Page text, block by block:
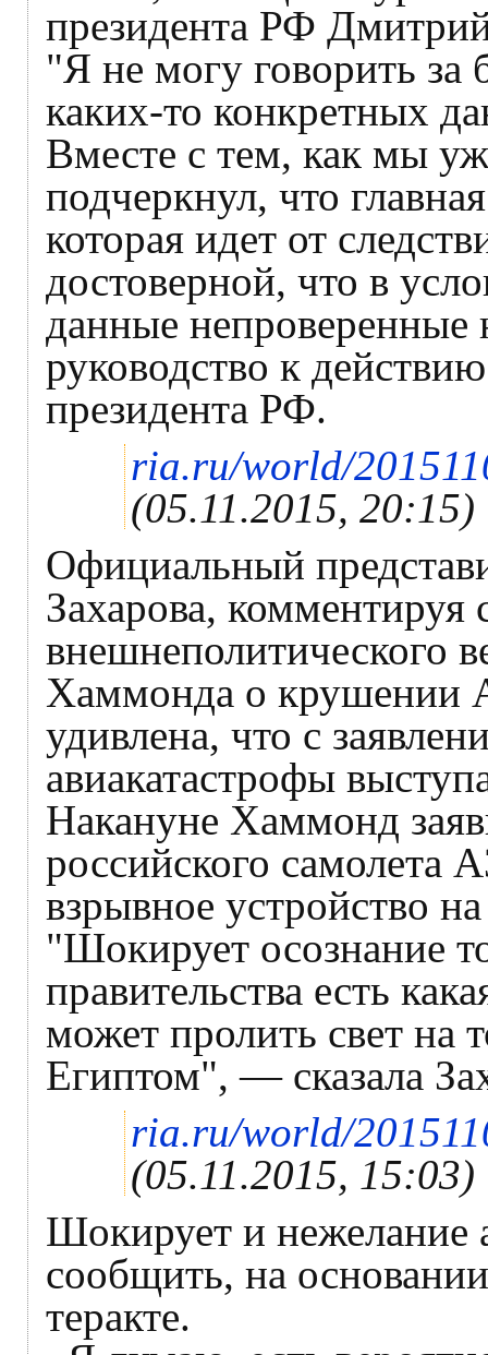
президента РФ
"Я не могу говорить за
каких-то конкретных
Вместе с тем, как мы
подчеркнул, что
которая идет от
достоверной, что в
данные непроверенные
руководство к
президента РФ.
ria.ru/world/
(05.11.2015, 20:15)
Официальный
Захарова, комментируя
внешнеполитического
Хаммонда о крушении
удивлена, что с
авиакатастрофы
Накануне Хаммонд
российского самолета
взрывное устройство
"Шокирует осознание
правительства есть
может пролить свет на
Египтом", — сказала
ria.ru/world/
(05.11.2015, 15:03)
Шокирует и нежелание
сообщить, на
теракте.